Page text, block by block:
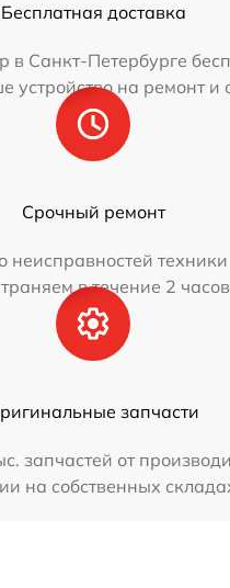
Бесплатная доставка
в Санкт-Петербурге
устройство на ремонт и
Срочный ремонт
неисправностей
в течение 2
запчасти
запчастей от
на собственных